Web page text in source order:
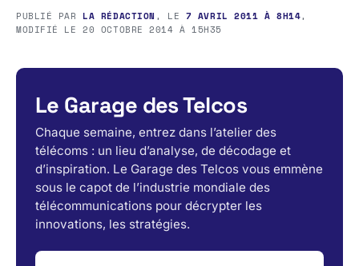
PUBLIÉ PAR LA RÉDACTION , LE 7 AVRIL 2011 À 8H14,
MODIFIÉ LE20 OCTOBRE 2014 À 15H35
Le Garage des Telcos
Chaque semaine, entrez dans l’atelier des
télécoms : un lieu d’analyse, de décodage et
d’inspiration. Le Garage des Telcos vous emmène
sous le capot de l’industrie mondiale des
télécommunications pour décrypter les
innovations, les stratégies.